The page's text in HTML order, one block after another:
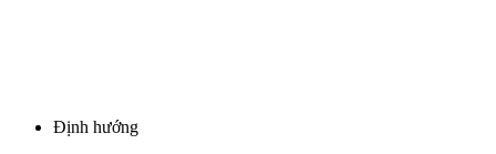
Định hướng